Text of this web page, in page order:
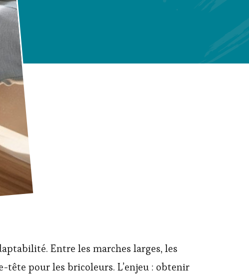
Entre les marches larges, les
tête pour les bricoleurs. L’enjeu : obtenir